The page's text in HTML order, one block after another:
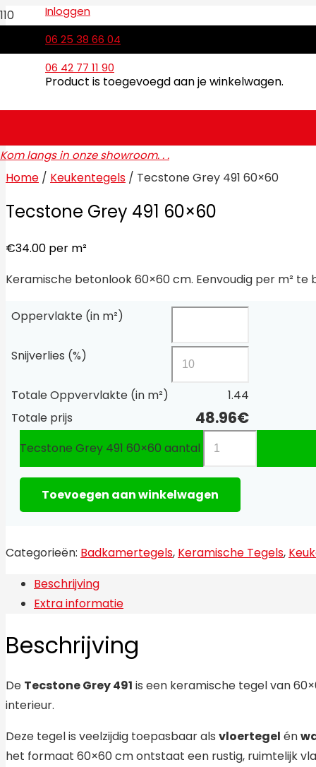
Inloggen
06 25 38 66 04
06 42 77 11 90
Product is toegevoegd aan je winkelwagen.
Kom langs in onze showroom. . .
Home / Keukentegels / Tecstone Grey 491 60×60
Tecstone Grey 491 60×60
€34.00 per m²
Keramische betonlook 60×60 cm. Eenvoudig per m²
Oppervlakte (in m²)
Snijverlies (%)
Totale Oppvervlakte (in m²)
1.44
Totale prijs
€
48.96
Tecstone Grey 491 60×60 aantal
Toevoegen aan winkelwagen
Categorieën: Badkamertegels, Keramische Tegels,
Beschrijving
Extra informatie
Beschrijving
De Tecstone Grey 491 is een keramische tegel van
interieur.
Deze tegel is veelzijdig toepasbaar als vloertegel én
het formaat 60×60 cm ontstaat een rustig, ruimtelijk